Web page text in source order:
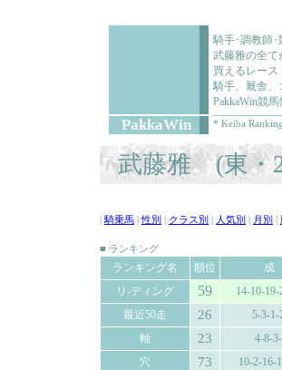
騎手･調教師
武藤雅の全て
買えるレー
騎手、厩舎、
PakkaWin競
PakkaWin * Keiba
武藤雅 (東・
騎乗馬 |性別 クラス別 人気別 月別
■ ランキング
ランキング名 順位 成
リ-ディング
59 14-10-19-
最近50走 26 5-3-1-
軸 23 4-8-
穴 73 10-2-16-